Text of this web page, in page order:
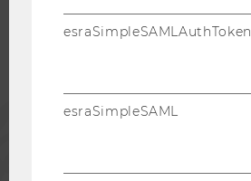
PRESSE
esraSimpleSAMLAuthToken
esraSimpleSAML